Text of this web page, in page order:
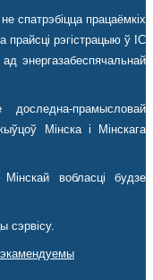
спатрэбіцца працаёмкіх
прайсці рэгістрацыю ў ІС
энергазабеспячальнай
прамысловай
Мінска і Мінскага
вобласці будзе
сэрвісу.